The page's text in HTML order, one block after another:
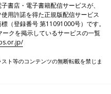
書店・電子書籍配信サービスが、
用許諾を得た正規版配信サービス
（登録番号 第11091000号）です。
ークを掲示しているサービスの一覧
ト等のコンテンツの無断転載を禁じま